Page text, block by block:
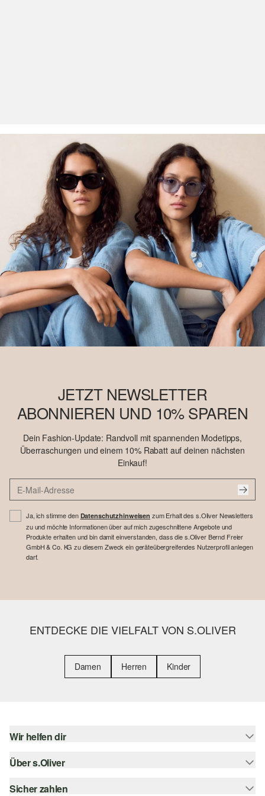
JETZT NEWSLETTER
ABONNIEREN UND 10% SPAREN
Dein Fashion-Update: Randvoll mit spannenden Modetipps,
Überraschungen und einem 10% Rabatt auf deinen nächsten
Einkauf!
Ja, ich stimme den Datenschutzhinweisen zum Erhalt des s.Oliver Newsletters
zu und möchte Informationen über auf mich zugeschnittene Angebote und
Produkte erhalten und bin damit einverstanden, dass die s.Oliver Bernd Freier
GmbH & Co. KG zu diesem Zweck ein geräteübergreifendes Nutzerprofil anlegen
darf.
ENTDECKE DIE VIELFALT VON S.OLIVER
Damen Herren Kinder
Wir helfen dir
Hilfe & FAQ
Größenberatung
Über s.Oliver
s.Oliver Magazin
Sicher zahlen